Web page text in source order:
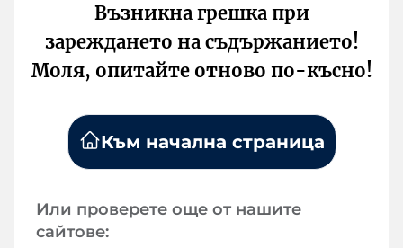
Възникна грешка при
зареждането на съдържанието!
Моля, опитайте отново по-късно!
Към начална страница
Или проверете още от нашите
сайтове: